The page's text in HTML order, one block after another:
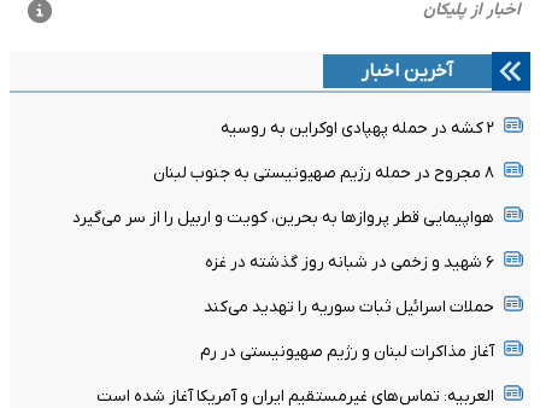
آخرین اخبار
۲ کشه در حمله پهپادی اوکراین به روسیه
۸ مجروح در حمله رژیم صهیونیستی به جنوب لبنان
هواپیمایی قطر پروازها به بحرین، کویت و اربیل را از سر می‌گیرد
۶ شهید و زخمی در شبانه روز گذشته در غزه
حملات اسرائیل ثبات سوریه را تهدید می‌کند
آغاز مذاکرات لبنان و رژیم صهیونیستی در رم
العربیه: تماس‌های غیرمستقیم ایران و آمریکا آغاز شده است